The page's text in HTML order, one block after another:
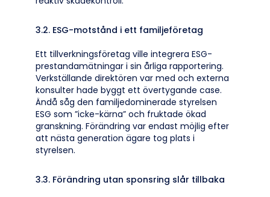
3.2. ESG-motstånd i ett familjeföretag
Ett tillverkningsföretag ville integrera ESG-
prestandamätningar i sin årliga rapportering.
Verkställande direktören var med och externa
konsulter hade byggt ett övertygande case.
Ändå såg den familjedominerade styrelsen
ESG som ”icke-kärna” och fruktade ökad
granskning. Förändring var endast möjlig efter
att nästa generation ägare tog plats i
styrelsen.
3.3. Förändring utan sponsring slår tillbaka